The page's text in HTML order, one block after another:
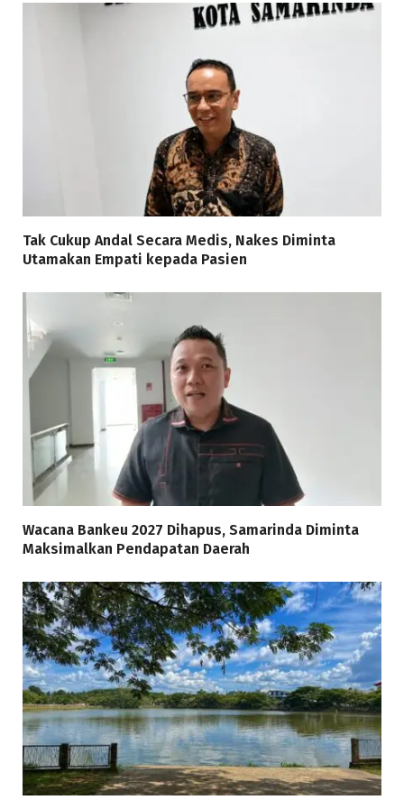
Tak Cukup Andal Secara Medis, Nakes Diminta
Utamakan Empati kepada Pasien
Wacana Bankeu 2027 Dihapus, Samarinda Diminta
Maksimalkan Pendapatan Daerah